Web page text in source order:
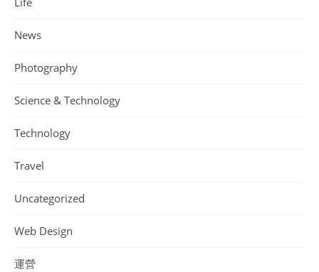
News
Photography
Science & Technology
Technology
Travel
Uncategorized
Web Design
運營